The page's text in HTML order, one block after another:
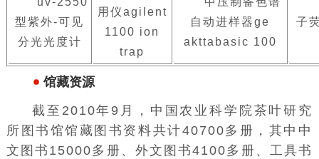
型紫外-可见
分光光度计
用仪agilent
1100 ion
trap
自动进样器ge
akttabasic 100
子
馆藏资源
截至2010年9月，中国农业科学院茶叶研究
所图书馆馆藏图书资料共计40700多册，其中中
文图书15000多册、外文图书4100多册、工具书